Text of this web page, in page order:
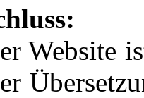
Website